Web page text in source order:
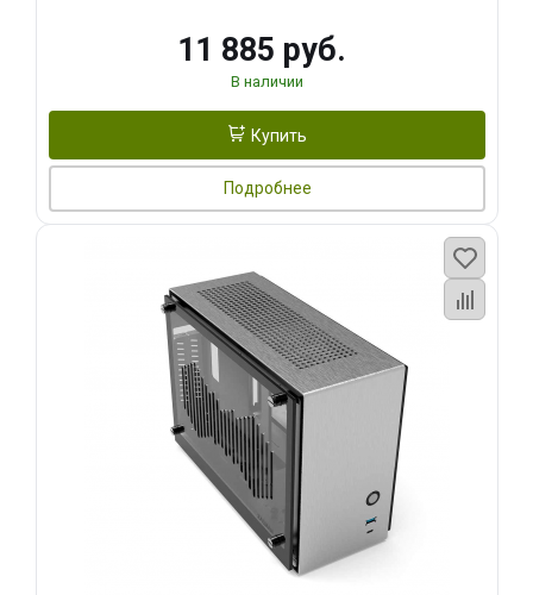
11 885 руб.
В наличии
Купить
Подробнее